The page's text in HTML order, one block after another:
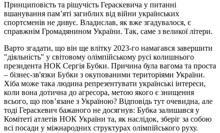
Принциповість та рішучість Гераскевича у питанні
вшанування пам’яті загиблих від війни українських
спортсменів не дивує. Владислав, як вже згадувалося, є
справжнім Громадянином України. Так, саме з великої літери.
Варто згадати, що він ще влітку 2023-го намагався завершити
"діяльність" у світовому олімпійському русі колишнього
президента НОК Сергія Бубки. Причина була вагома та проста
– бізнес‑зв'язки Бубки з окупованими територіями України.
Хіба може така людина репрезентувати українські інтереси,
коли вона дотична до агресора, метою якого є знищення
всього, що пов’язане з Україною? Відповідь тут очевидна, але
тоді Гераскевич бажаного не досягнув: Бубка залишався у
Комітеті атлетів НОК України та, як наслідок, зберіг за собою
всі посади у міжнародних структурах олімпійського руху.